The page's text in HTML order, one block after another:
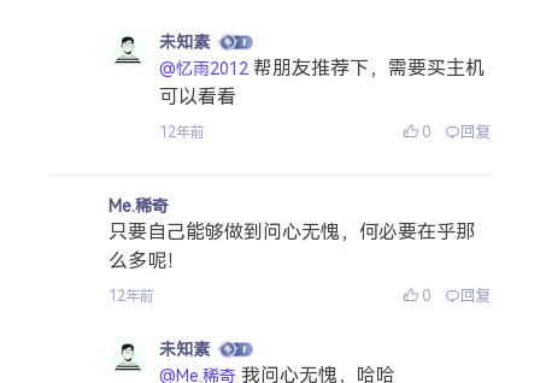
未知素
@忆雨2012 帮朋友推荐下，需要买主机
可以看看
12年前 0 回复
Me.稀奇
只要自己能够做到问心无愧，何必要在乎那
么多呢！
12年前 0 回复
未知素
@Me.稀奇 我问心无愧，哈哈